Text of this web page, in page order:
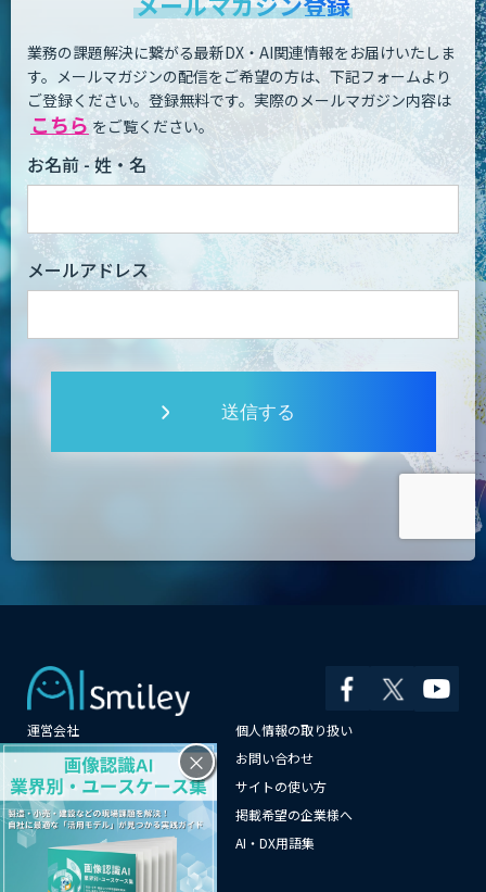
業務の課題解決に繋がる最新DX・AI関連情報をお届けいたしま
す。 メールマガジンの配信をご希望の方は、下記フォームより
ご登録ください。登録無料です。 実際のメールマガジン内容は
こちら をご覧ください。
お名前 - 姓・名
メールアドレス
送信する
運営会社
個人情報の取り扱い
よくある質問
お問い合わせ
メールマガジン登録
サイトの使い方
情報提供はこちらから
掲載希望の企業様へ
AI企業一覧
AI・DX用語集
サイトマップ
×